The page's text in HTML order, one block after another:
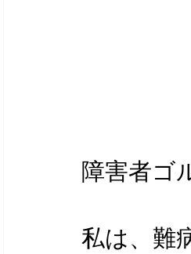
障害者ゴ
私は、難